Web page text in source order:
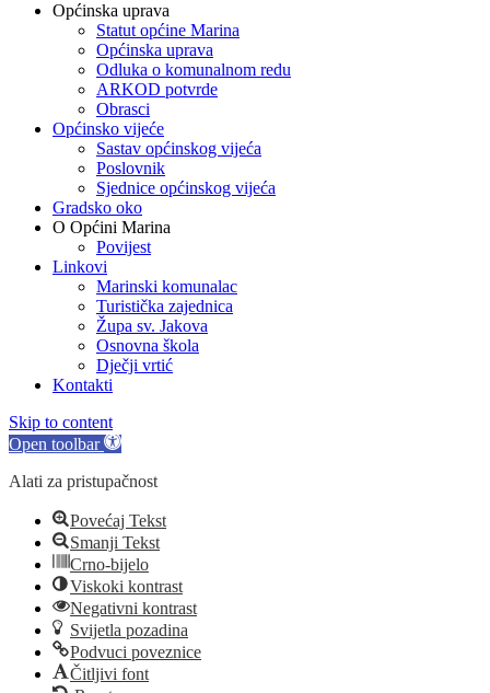
Općinska uprava
Statut općine Marina
Općinska uprava
Odluka o komunalnom redu
ARKOD potvrde
Obrasci
Općinsko vijeće
Sastav općinskog vijeća
Poslovnik
Sjednice općinskog vijeća
Gradsko oko
O Općini Marina
Povijest
Linkovi
Marinski komunalac
Turistička zajednica
Župa sv. Jakova
Osnovna škola
Dječji vrtić
Kontakti
Skip to content
Open toolbar
Alati za pristupačnost
Povećaj Tekst
Smanji Tekst
Crno-bijelo
Viskoki kontrast
Negativni kontrast
Svijetla pozadina
Podvuci poveznice
Čitljivi font